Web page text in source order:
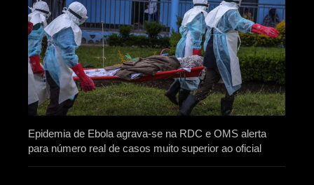
Epidemia de Ebola agrava-se na RDC e OMS alerta
para número real de casos muito superior ao oficial